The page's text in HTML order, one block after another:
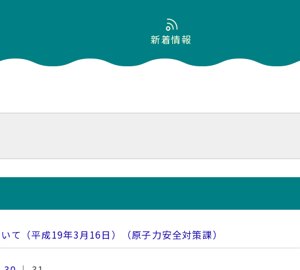
新着情報
て（平成19年3月16日）（原子力安全対策課）